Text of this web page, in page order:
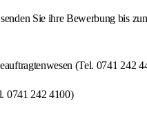
Sie ihre Bewerbung bis
(Tel. 0741 242
0741 242 4100)